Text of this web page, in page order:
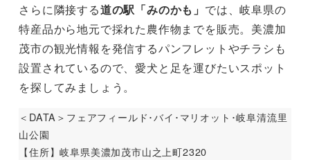
さらに隣接する道の駅「みのかも」 では、岐阜県の
特産品から地元で採れた農作物までを販売。美濃加
茂市の観光情報を発信するパンフレットやチラシも
設置されているので、愛犬と足を運びたいスポット
を探してみましょう。
＜DATA＞フェアフィールド･バイ･マリオット･岐阜清流里
山公園
【住所】岐阜県美濃加茂市山之上町2320